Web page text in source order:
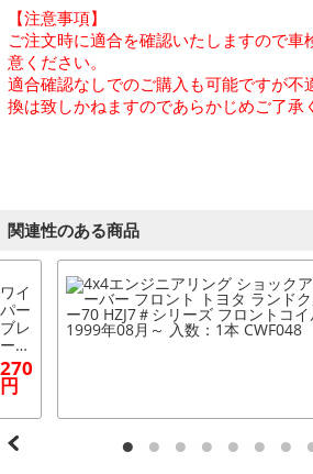
【注意事項】
ご注文時に適合を確認いたしますので車
意ください。
適合確認なしでのご購入も可能ですが不
換は致しかねますのであらかじめご了承
関連性のある商品
ワイ
パー
ブレ
ード
ゴム
bB/
bB
オー
プン
デッ
270
円